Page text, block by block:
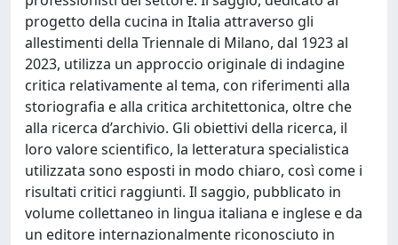
progetto della cucina in Italia attraverso gli
allestimenti della Triennale di Milano, dal 1923 al
2023, utilizza un approccio originale di indagine
critica relativamente al tema, con riferimenti alla
storiografia e alla critica architettonica, oltre che
alla ricerca d’archivio. Gli obiettivi della ricerca, il
loro valore scientifico, la letteratura specialistica
utilizzata sono esposti in modo chiaro, così come i
risultati critici raggiunti. Il saggio, pubblicato in
volume collettaneo in lingua italiana e inglese e da
un editore internazionalmente riconosciuto in